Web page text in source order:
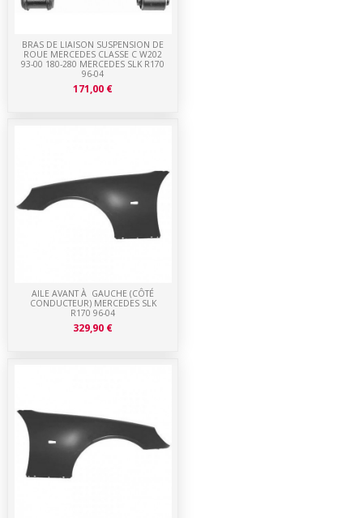
AILE AVANT À GAUCHE (CÔTÉ
CONDUCTEUR) MERCEDES SLK
R170 96-04
329,90 €
BRAS DE LIAISON SUSPENSION DE
ROUE MERCEDES CLASSE C W202
93-00 180-280 MERCEDES SLK R170
96-04
171,00 €